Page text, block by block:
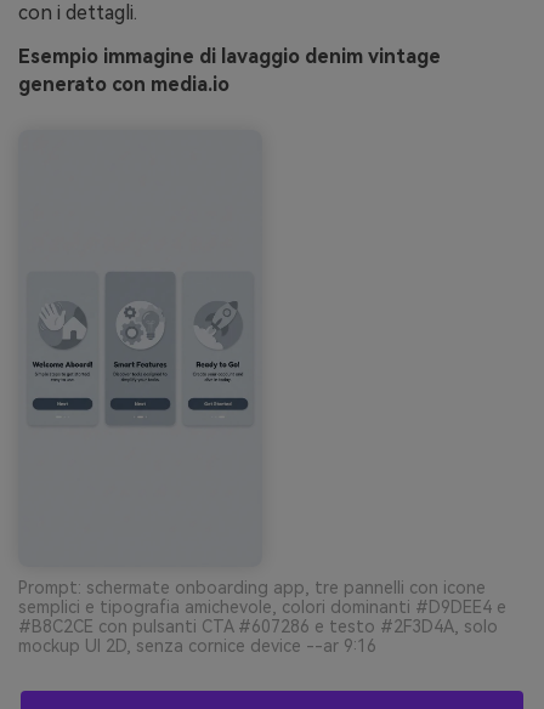
con i dettagli.
Esempio immagine di lavaggio denim vintage
generato con media.io
Prompt: schermate onboarding app, tre pannelli con icone
semplici e tipografia amichevole, colori dominanti #D9DEE4 e
#B8C2CE con pulsanti CTA #607286 e testo #2F3D4A, solo
mockup UI 2D, senza cornice device --ar 9:16